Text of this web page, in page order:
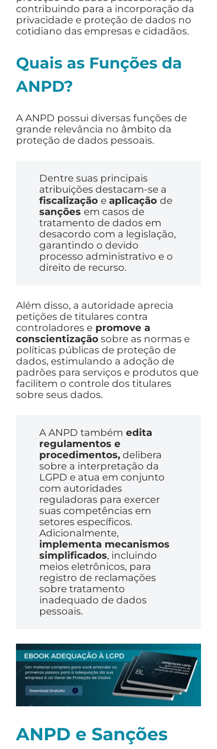
contribuindo para a incorporação da
privacidade e proteção de dados no
cotidiano das empresas e cidadãos.
Quais as Funções da
ANPD?
A ANPD possui diversas funções de
grande relevância no âmbito da
proteção de dados pessoais.
Dentre suas principais
atribuições destacam-se a
fiscalização e aplicação de
sanções em casos de
tratamento de dados em
desacordo com a legislação,
garantindo o devido
processo administrativo e o
direito de recurso.
Além disso, a autoridade aprecia
petições de titulares contra
controladores e promove a
conscientização sobre as normas e
políticas públicas de proteção de
dados, estimulando a adoção de
padrões para serviços e produtos que
facilitem o controle dos titulares
sobre seus dados.
A ANPD também edita
regulamentos e
procedimentos,delibera
sobre a interpretação da
LGPD e atua em conjunto
com autoridades
reguladoras para exercer
suas competências em
setores específicos.
Adicionalmente,
implementa mecanismos
simplificados, incluindo
meios eletrônicos, para
registro de reclamações
sobre tratamento
inadequado de dados
pessoais.
ANPD e Sanções